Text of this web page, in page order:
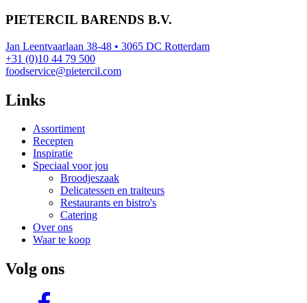
PIETERCIL BARENDS B.V.
Jan Leentvaarlaan 38-48 • 3065 DC Rotterdam
+31 (0)10 44 79 500
foodservice@pietercil.com
Links
Assortiment
Recepten
Inspiratie
Speciaal voor jou
Broodjeszaak
Delicatessen en traiteurs
Restaurants en bistro's
Catering
Over ons
Waar te koop
Volg ons